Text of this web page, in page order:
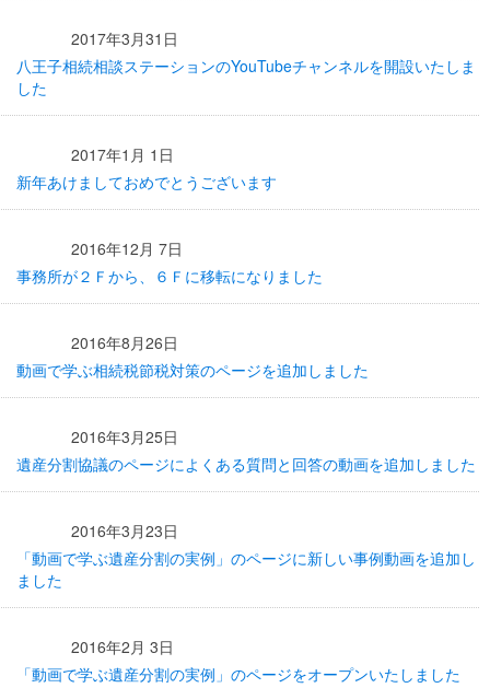
2017年3月31日
八王子相続相談ステーションのYouTubeチャンネルを開設いたしま
した
2017年1月 1日
新年あけましておめでとうございます
2016年12月 7日
事務所が２Ｆから、６Ｆに移転になりました
2016年8月26日
動画で学ぶ相続税節税対策のページを追加しました
2016年3月25日
遺産分割協議のページによくある質問と回答の動画を追加しました
2016年3月23日
「動画で学ぶ遺産分割の実例」のページに新しい事例動画を追加し
ました
2016年2月 3日
「動画で学ぶ遺産分割の実例」のページをオープンいたしました